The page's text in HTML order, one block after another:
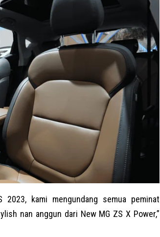
2023, kami mengundang semua peminat
nan anggun dari New MG ZS X Power,”